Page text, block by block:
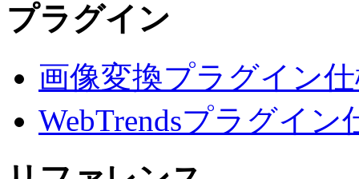
プラグイン
画像変換プラグイン
WebTrendsプラグイン